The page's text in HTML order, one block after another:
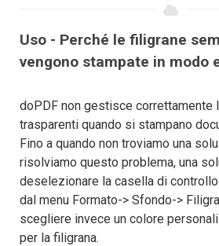
Uso - Perché le filigrane
vengono stampate in modo
doPDF non gestisce correttamente
trasparenti quando si stampano
Fino a quando non troviamo una
risolviamo questo problema, una
deselezionare la casella di
dal menu Formato-> Sfondo->
scegliere invece un colore
per la filigrana.